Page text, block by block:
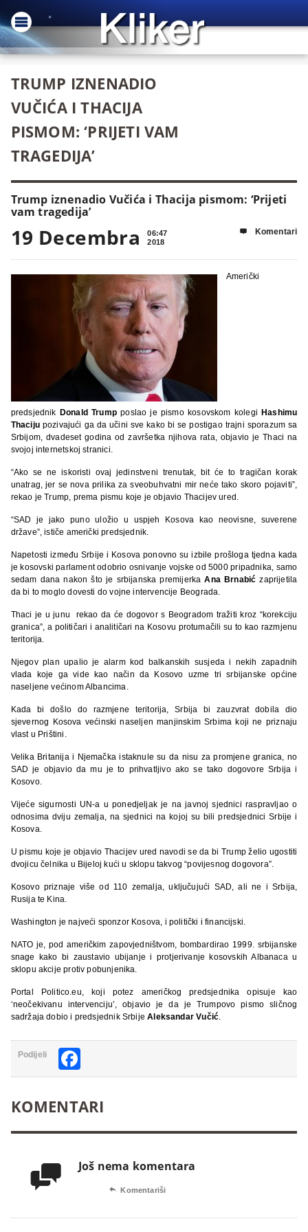
TRUMP IZNENADIO
VUČIĆA I THACIJA
PISMOM: ‘PRIJETI VAM
TRAGEDIJA’
Trump iznenadio Vučića i Thacija pismom: ‘Prijeti
vam tragedija’
19 Decembra
06:47
2018
 Komentari
Američki
predsjednik Donald Trump poslao je pismo kosovskom kolegiHashimu
Thacijupozivajući ga da učini sve kako bi se postigao trajni sporazum sa
Srbijom, dvadeset godina od završetka njihova rata, objavio je Thaci na
svojoj internetskoj stranici.
“Ako se ne iskoristi ovaj jedinstveni trenutak, bit će to tragičan korak
unatrag, jer se nova prilika za sveobuhvatni mir neće tako skoro pojaviti”,
rekao je Trump, prema pismu koje je objavio Thacijev ured.
“SAD je jako puno uložio u uspjeh Kosova kao neovisne, suverene
države”, ističe američki predsjednik.
Napetosti između Srbije i Kosova ponovno su izbile prošloga tjedna kada
je kosovski parlament odobrio osnivanje vojske od 5000 pripadnika, samo
sedam dana nakon što je srbijanska premijerkaAna Brnabić zaprijetila
da bi to moglo dovesti do vojne intervencije Beograda.
Thaci je u junu rekao da će dogovor s Beogradom tražiti kroz “korekciju
granica”, a političari i analitičari na Kosovu protumačili su to kao razmjenu
teritorija.
Njegov plan upalio je alarm kod balkanskih susjeda i nekih zapadnih
vlada koje ga vide kao način da Kosovo uzme tri srbijanske općine
naseljene većinom Albancima.
Kada bi došlo do razmjene teritorija, Srbija bi zauzvrat dobila dio
sjevernog Kosova većinski naseljen manjinskim Srbima koji ne priznaju
vlast u Prištini.
Velika Britanija i Njemačka istaknule su da nisu za promjene granica, no
SAD je objavio da mu je to prihvatljivo ako se tako dogovore Srbija i
Kosovo.
Vijeće sigurnosti UN-a u ponedjeljak je na javnoj sjednici raspravljao o
odnosima dviju zemalja, na sjednici na kojoj su bili predsjednici Srbije i
Kosova.
U pismu koje je objavio Thacijev ured navodi se da bi Trump želio ugostiti
dvojicu čelnika u Bijeloj kući u sklopu takvog “povijesnog dogovora”.
Kosovo priznaje više od 110 zemalja, uključujući SAD, ali ne i Srbija,
Rusija te Kina.
Washington je najveći sponzor Kosova, i politički i financijski.
NATO je, pod američkim zapovjedništvom, bombardirao 1999. srbijanske
snage kako bi zaustavio ubijanje i protjerivanje kosovskih Albanaca u
sklopu akcije protiv pobunjenika.
Portal Politico.eu, koji potez američkog predsjednika opisuje kao
‘neočekivanu intervenciju’, objavio je da je Trumpovo pismo sličnog
sadržaja dobio i predsjednik SrbijeAleksandar Vučić
Podijeli
KOMENTARI
 Još nema komentara
 Komentariši